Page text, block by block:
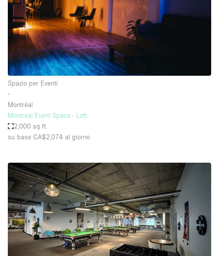
Spazio per Eventi
∙
Montréal
Montreal Event Space - Loft
2,000 sq ft
su base CA$2,074 al giorno